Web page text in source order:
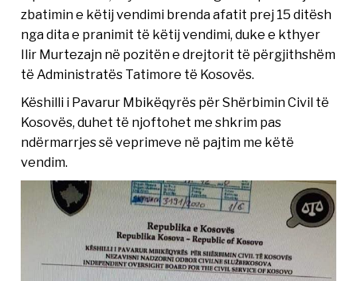
zbatimin e këtij vendimi brenda afatit prej 15 ditësh
nga dita e pranimit të këtij vendimi, duke e kthyer
Ilir Murtezajn në pozitën e drejtorit të përgjithshëm
të Administratës Tatimore të Kosovës.
Këshilli i Pavarur Mbikëqyrës për Shërbimin Civil të
Kosovës, duhet të njoftohet me shkrim pas
ndërmarrjes së veprimeve në pajtim me këtë
vendim.